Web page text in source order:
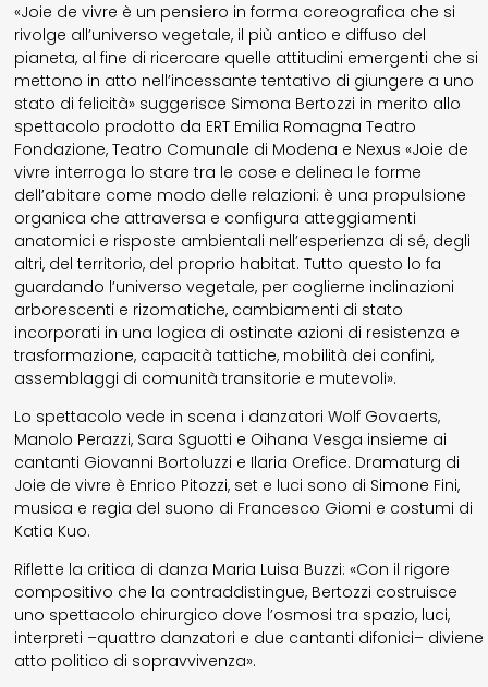
«Joie de vivre è un pensiero in forma coreografica che si
rivolge all’universo vegetale, il più antico e diffuso del
pianeta, al fine di ricercare quelle attitudini emergenti che si
mettono in atto nell’incessante tentativo di giungere a uno
stato di felicità» suggerisce Simona Bertozzi in merito allo
spettacolo prodotto da ERT Emilia Romagna Teatro
Fondazione, Teatro Comunale di Modena e Nexus «Joie de
vivre interroga lo stare tra le cose e delinea le forme
dell’abitare come modo delle relazioni: è una propulsione
organica che attraversa e configura atteggiamenti
anatomici e risposte ambientali nell’esperienza di sé, degli
altri, del territorio, del proprio habitat. Tutto questo lo fa
guardando l’universo vegetale, per coglierne inclinazioni
arborescenti e rizomatiche, cambiamenti di stato
incorporati in una logica di ostinate azioni di resistenza e
trasformazione, capacità tattiche, mobilità dei confini,
assemblaggi di comunità transitorie e mutevoli».
Lo spettacolo vede in scena i danzatori Wolf Govaerts,
Manolo Perazzi, Sara Sguotti e Oihana Vesga insieme ai
cantanti Giovanni Bortoluzzi e Ilaria Orefice. Dramaturg di
Joie de vivre è Enrico Pitozzi, set e luci sono di Simone Fini,
musica e regia del suono di Francesco Giomi e costumi di
Katia Kuo.
Riflette la critica di danza Maria Luisa Buzzi: «Con il rigore
compositivo che la contraddistingue, Bertozzi costruisce
uno spettacolo chirurgico dove l’osmosi tra spazio, luci,
interpreti –quattro danzatori e due cantanti difonici– diviene
atto politico di sopravvivenza».